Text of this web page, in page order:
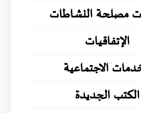
مصلحة النشاطات
الإتفاقيات
الاجتماعية
الكتب الجديدة